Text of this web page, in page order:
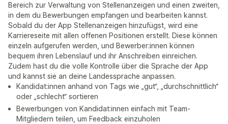
Bereich zur Verwaltung von Stellenanzeigen und einen zweiten,
in dem du Bewerbungen empfangen und bearbeiten kannst.
Sobald du der App Stellenanzeigen hinzufügst, wird eine
Karriereseite mit allen offenen Positionen erstellt. Diese können
einzeln aufgerufen werden, und Bewerber:innen können
bequem ihren Lebenslauf und ihr Anschreiben einreichen.
Zudem hast du die volle Kontrolle über die Sprache der App
und kannst sie an deine Landessprache anpassen.
Kandidat:innen anhand von Tags wie „gut“, „durchschnittlich“
oder „schlecht“ sortieren
Bewerbungen von Kandidat:innen einfach mit Team-
Mitgliedern teilen, um Feedback einzuholen